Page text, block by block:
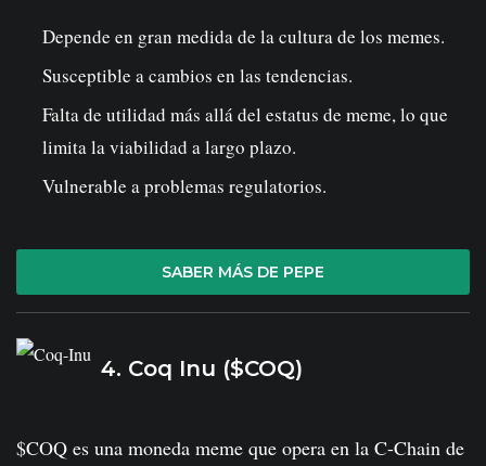
Depende en gran medida de la cultura de los memes.
Susceptible a cambios en las tendencias.
Falta de utilidad más allá del estatus de meme, lo que
limita la viabilidad a largo plazo.
Vulnerable a problemas regulatorios.
SABER MÁS DE PEPE
4. Coq Inu ($COQ)
$COQ es una moneda meme que opera en la C-Chain de